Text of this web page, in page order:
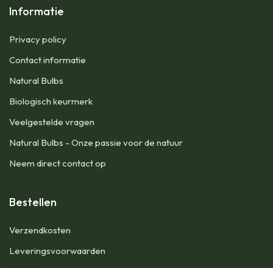
Informatie
Privacy policy
Contact informatie
Natural Bulbs
Biologisch keurmerk
Veelgestelde vragen
Natural Bulbs - Onze passie voor de natuur
Neem direct contact op
Bestellen
​Verzendkosten
Leveringsvoorwaarden